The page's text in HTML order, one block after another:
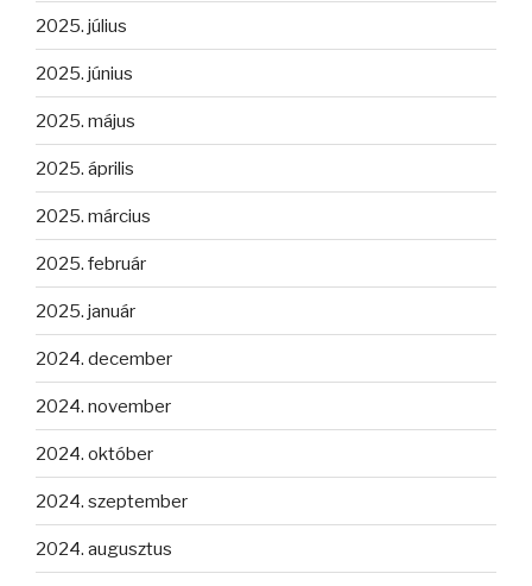
2025. július
2025. június
2025. május
2025. április
2025. március
2025. február
2025. január
2024. december
2024. november
2024. október
2024. szeptember
2024. augusztus